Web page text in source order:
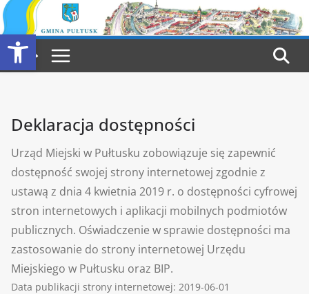
Otwórz pasek narzędzi
Przejdź
do
treści
Deklaracja dostępności
Urząd Miejski w Pułtusku zobowiązuje się zapewnić
dostępność swojej strony internetowej zgodnie z
ustawą z dnia 4 kwietnia 2019 r. o dostępności cyfrowej
stron internetowych i aplikacji mobilnych podmiotów
publicznych. Oświadczenie w sprawie dostępności ma
zastosowanie do strony internetowej Urzędu
Miejskiego w Pułtusku oraz BIP.
Data publikacji strony internetowej: 2019-06-01